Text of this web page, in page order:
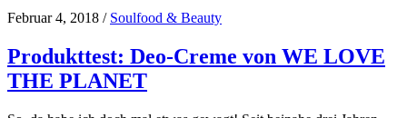
Februar 4, 2018 / Soulfood & Beauty
Produkttest: Deo-Creme von WE LOVE
THE PLANET